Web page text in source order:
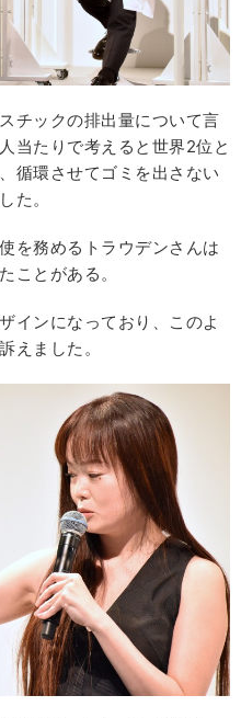
チックの排出量について言
当たりで考えると世界2位と
循環させてゴミを出さない
た。
を務めるトラウデンさんは
ことがある。
インになっており、このよ
えました。